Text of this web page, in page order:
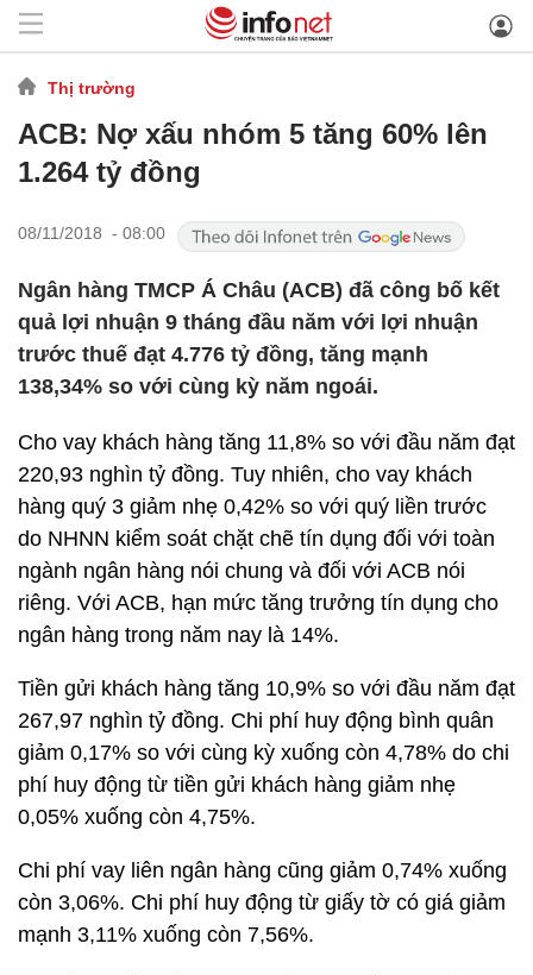
Thị trường
ACB: Nợ xấu nhóm 5 tăng 60% lên
1.264 tỷ đồng
08/11/2018 - 08:00
Ngân hàng TMCP Á Châu (ACB) đã công bố kết
quả lợi nhuận 9 tháng đầu năm với lợi nhuận
trước thuế đạt 4.776 tỷ đồng, tăng mạnh
138,34% so với cùng kỳ năm ngoái.
Cho vay khách hàng tăng 11,8% so với đầu năm đạt
220,93 nghìn tỷ đồng. Tuy nhiên, cho vay khách
hàng quý 3 giảm nhẹ 0,42% so với quý liền trước
do NHNN kiểm soát chặt chẽ tín dụng đối với toàn
ngành ngân hàng nói chung và đối với ACB nói
riêng. Với ACB, hạn mức tăng trưởng tín dụng cho
ngân hàng trong năm nay là 14%.
Tiền gửi khách hàng tăng 10,9% so với đầu năm đạt
267,97 nghìn tỷ đồng. Chi phí huy động bình quân
giảm 0,17% so với cùng kỳ xuống còn 4,78% do chi
phí huy động từ tiền gửi khách hàng giảm nhẹ
0,05% xuống còn 4,75%.
Chi phí vay liên ngân hàng cũng giảm 0,74% xuống
còn 3,06%. Chi phí huy động từ giấy tờ có giá giảm
mạnh 3,11% xuống còn 7,56%.